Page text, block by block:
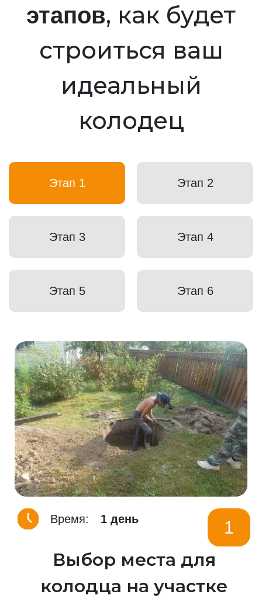
этапов, как будет
строиться ваш
идеальный
колодец
Этап 1 Этап 2
Этап 3 Этап 4
Этап 5 Этап 6
Время: 1 день 1
Выбор места для
колодца на участке